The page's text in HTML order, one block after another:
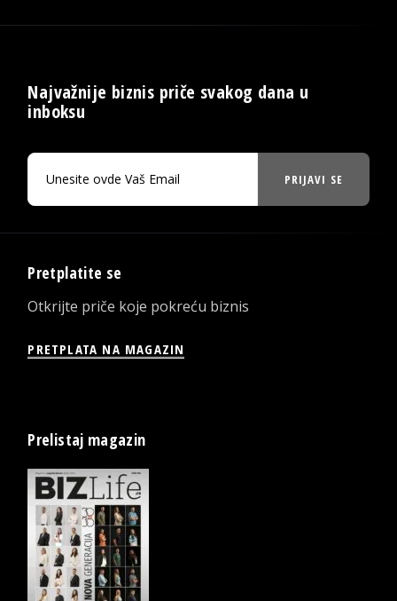
Najvažnije biznis priče svakog dana u
inboksu
PRIJAVI SE
Pretplatite se
Otkrijte priče koje pokreću biznis
PRETPLATA NA MAGAZIN
Prelistaj magazin